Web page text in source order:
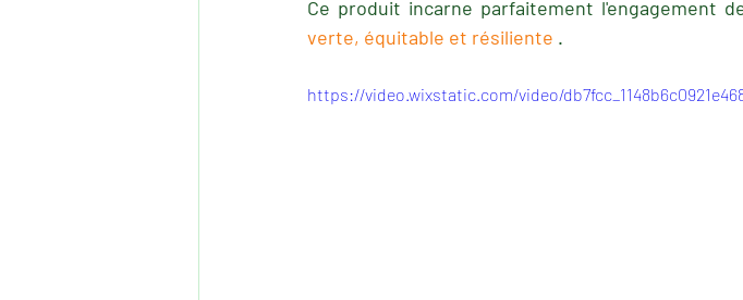
Ce produit incarne parfaitement l'engagement
verte, équitable et résiliente .
https://video.wixstatic.com/video/